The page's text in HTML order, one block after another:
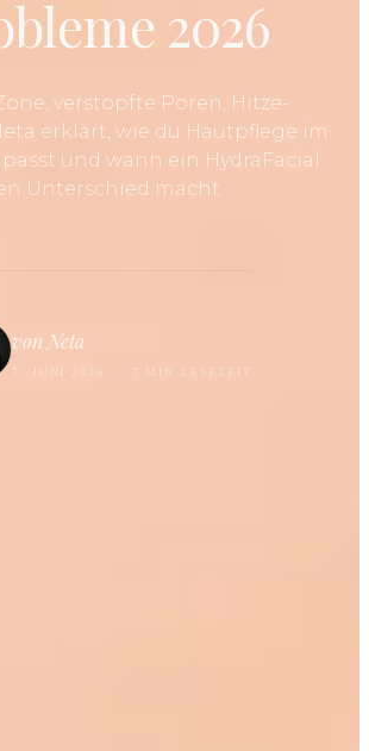
2026
verstopfte Poren, Hitze-
erklärt, wie du Hautpflege im
und wann ein HydraFacial
Unterschied macht.
von Neta
7. JUNI 2026 · 7 MIN LESEZEIT